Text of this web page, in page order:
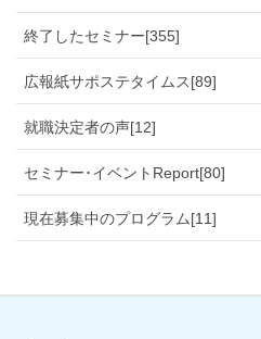
終了したセミナー[355]
広報紙サポステタイムス[89]
就職決定者の声[12]
セミナー･イベントReport[80]
現在募集中のプログラム[11]